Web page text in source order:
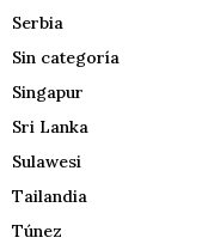
Serbia
Sin categoría
Singapur
Sri Lanka
Sulawesi
Tailandia
Túnez